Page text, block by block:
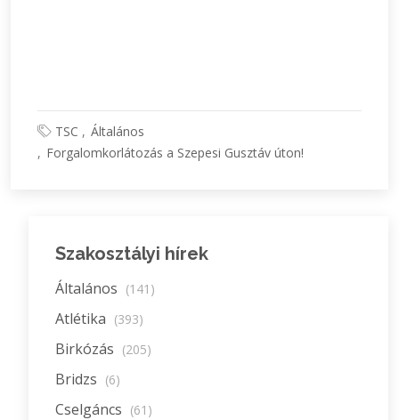
TSC
Általános
Forgalomkorlátozás a Szepesi Gusztáv úton!
Szakosztályi hírek
Általános (141)
Atlétika (393)
Birkózás (205)
Bridzs (6)
Cselgáncs (61)